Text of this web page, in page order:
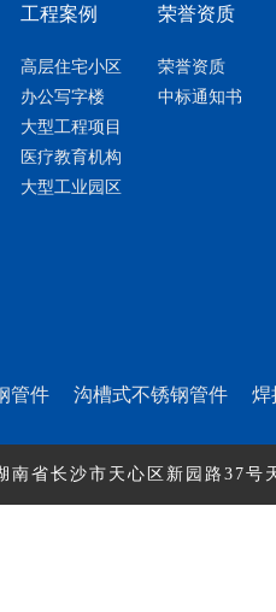
工程案例
高层住宅小区
办公写字楼
大型工程项目
医疗教育机构
大型工业园区
荣誉资质
荣誉资质
中标通知书
管件 沟槽式不锈钢管件 焊
省长沙市天心区新园路37